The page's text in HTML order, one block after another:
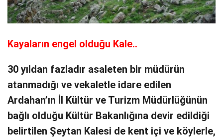
Kayaların engel olduğu Kale..
30 yıldan fazladır asaleten bir müdürün
atanmadığı ve vekaletle idare edilen
Ardahan’ın İl Kültür ve Turizm Müdürlüğünün
bağlı olduğu Kültür Bakanlığına devir edildiği
belirtilen Şeytan Kalesi de kent içi ve köylerle,